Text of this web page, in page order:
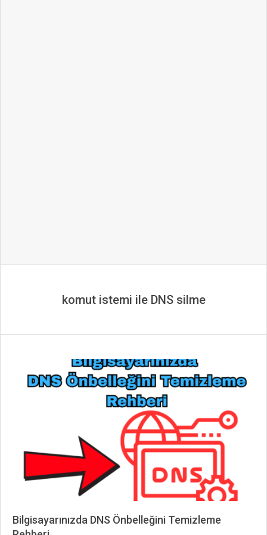
komut istemi ile DNS silme
Bilgisayarınızda DNS Önbelleğini Temizleme